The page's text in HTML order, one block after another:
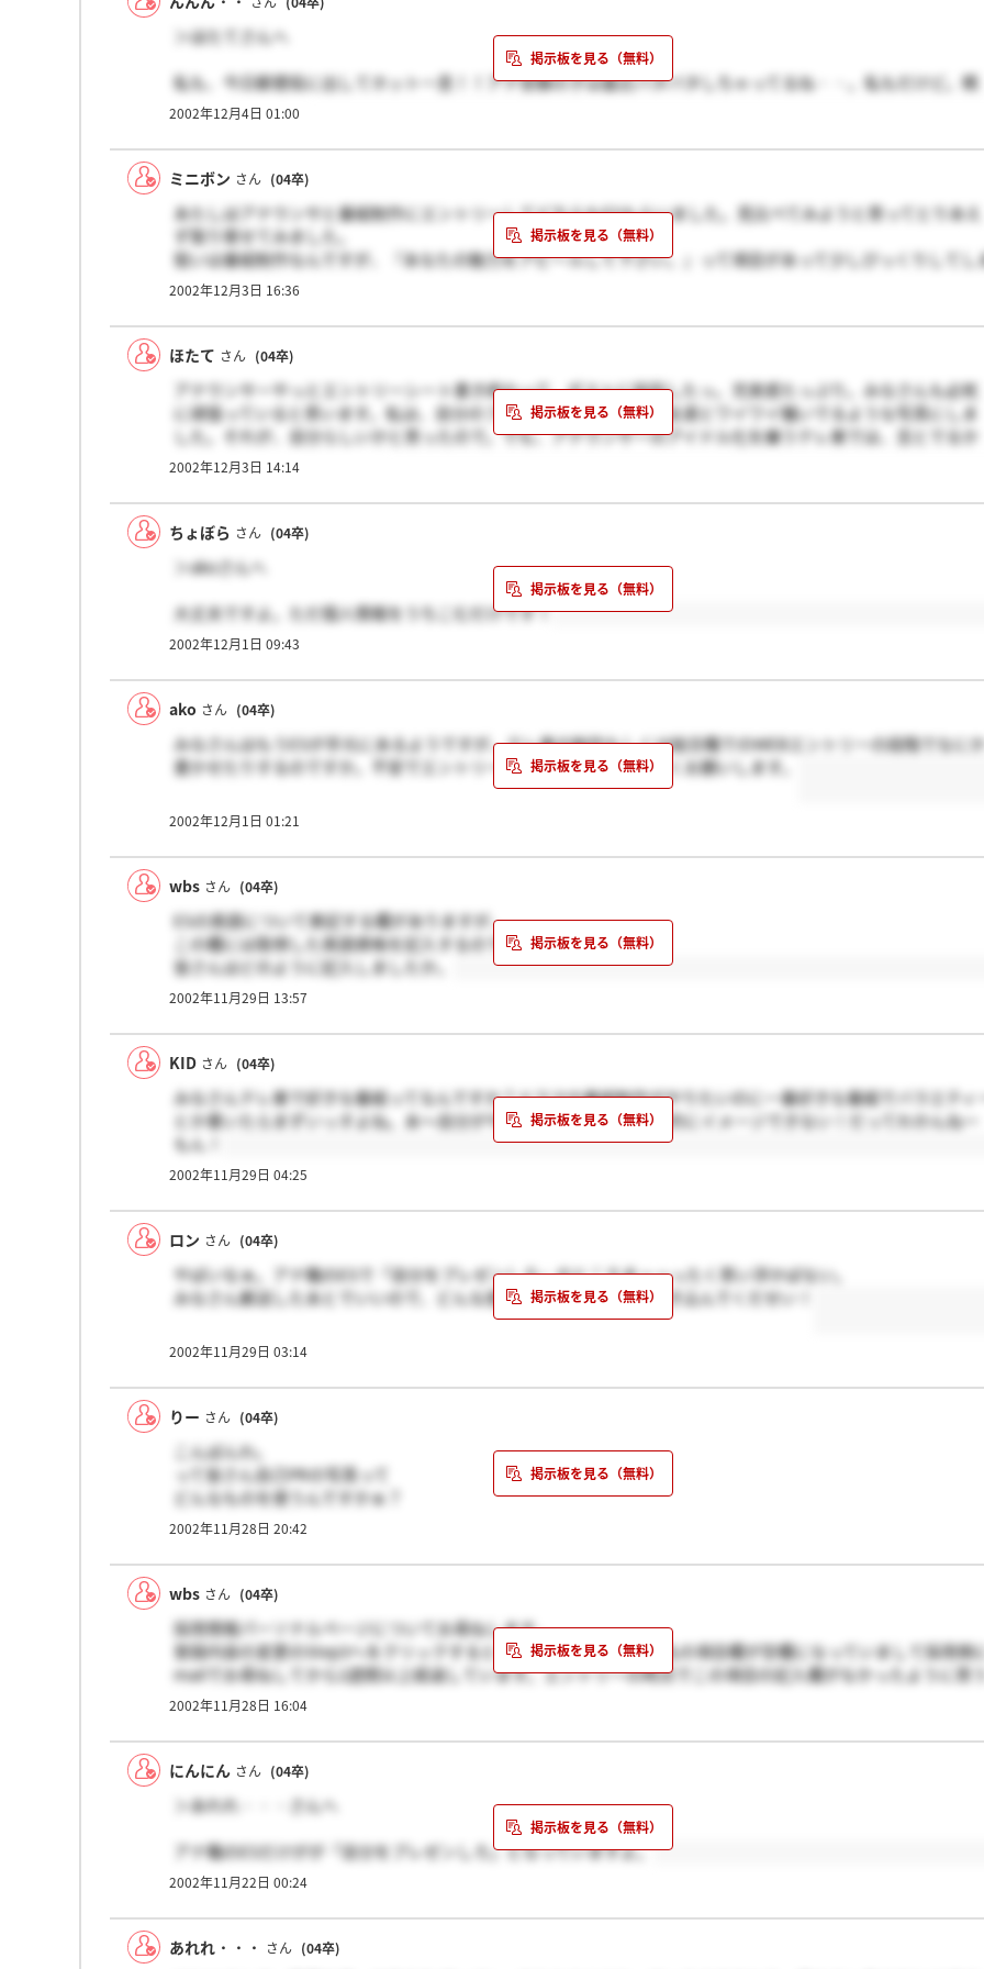
＞ほたてさんへ
私も、今日郵便局に出してホット一息！！アナ受験の子は最近バタバタしちゃってるね・・。私もだけど。精
一杯がんばろうね!
2002年12月4日 01:00
ミニボン さん (04卒)
あたしはアナウンサと番組制作にエントリーしてどちらもESもらいました。見比べてみようと思ってとりあえ
ず取り寄せてみました。
狙いは番組制作なんですが、『あなたの魅力をアピールして下さい。』って項目があって少しびっくりしてし
いました。
れってかなり不利になりますかね？？
どうしよう・・・・・。
2002年12月3日 16:36
ほたて さん (04卒)
アナウンサーやっとエントリーシート書き終わって、ポストに投函したっ。充実感たっぷり。みなさんも必死
に頑張っていると思います。私は、自分のプレゼンするところは、友達とワイワイ騒いでるような写真にしま
した。それが、自分らしいかと思ったので。でも、アナウンサーのアイドル化を嫌うテレ東では、吉とでるか
凶とでるか微妙ですけどね。
2002年12月3日 14:14
ちょぼら さん (04卒)
＞akoさんへ
大丈夫ですよ。ただ個人情報をうちこむだけです！
2002年12月1日 09:43
ako さん (04卒)
みなさんはもうESが手元にあるようですが、テレ東の制作もしくは総合職でのWEBエントリーの段階でなに
書かせたりするのですか。不安でエントリーが出来ません。よろしくお願いします。
2002年12月1日 01:21
wbs さん (04卒)
ESの英語について表記する欄がありますが、
この欄には取得した英語資格を記入するのですか。
皆さんはどのように記入しましたか。
2002年11月29日 13:57
KID さん (04卒)
みなさんテレ東で好きな番組ってなんですか？ドラマの番組制作がやりたいのに一番好きな番組でバラエティ
とか書いたらまずいっすよね。あ～自分がやりたい仕事内要が具体的にイメージできない！だってわかんねー
もん！
2002年11月29日 04:25
ロン さん (04卒)
やばいなぁ。アナ職のESで「自分をプレゼンしろ」のところまっっったく思い浮かばない。
みなさん郵送したあとでいいので、どんな感じでプレゼンしたか書き込んでくだせい！
2002年11月29日 03:14
りー さん (04卒)
こんばんわ。
って皆さん自己PRの写真って
どんなものを使うんですかぁ？
それってスーツでにこっと笑ったやつでは
部活とかの写真なんかなぁ？？
2002年11月28日 20:42
wbs さん (04卒)
採用情報パーソナルページについてお尋ねします。
登録内容の変更のStep3へをクリックするとその他のゼミ・研究室名の項目欄が空欄になっていまして採用側
mailでお尋ねしてから2週間以上経過しています。エントリーの時点でこの項目の記入欄がなかったように思
のですが、皆さんはどうですか。
またエントリーの時点で部門を選択しますが、こちらは変更の手続きはWebで処理することができるかどうか
御存知ですか。
2002年11月28日 16:04
にんにん さん (04卒)
＞あれれ・・・さんへ
アナ職のESだけがが「自分をプレゼンしろ」となっていますよ。
2002年11月22日 00:24
あれれ・・・ さん (04卒)